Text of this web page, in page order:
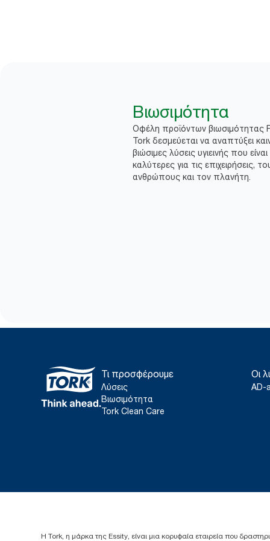
Βιωσιμότητα
Οφέλη προϊόντων βιωσιμότητας
Tork δεσμεύεται να αναπτύξει
βιώσιμες λύσεις υγιεινής που είναι
καλύτερες για τις επιχειρήσεις,
ανθρώπους και τον πλανήτη.
Τι προσφέρουμε
Λύσεις
Βιωσιμότητα
Tork Clean Care
Οι
AD-
Η Tork, η μάρκα της Essity, είναι μια κορυφαία εταιρεία που